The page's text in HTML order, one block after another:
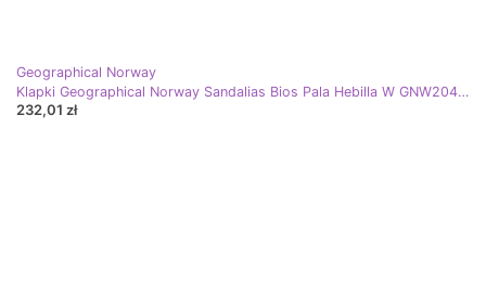
Geographical Norway
Klapki Geographical Norway Sandalias Bios Pala Hebilla W GNW20410-01 czarne
232,01 zł